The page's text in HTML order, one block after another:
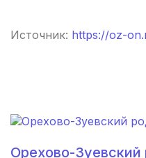
Источник: https://oz-
Орехово-
Кемерово(4